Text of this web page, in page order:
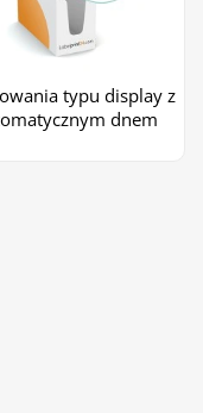
typu display z
dnem